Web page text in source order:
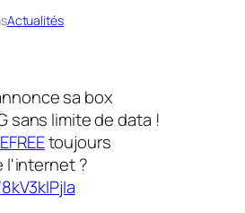
Actualités
sa box
sans limite de data !
toujours
l'internet ?